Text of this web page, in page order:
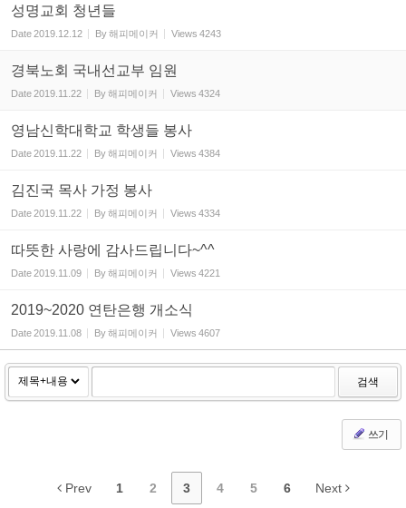
성명교회 청년들
Date2019.12.12 By해피메이커 Views 4243
경북노회 국내선교부 임원
Date2019.11.22 By해피메이커 Views 4324
영남신학대학교 학생들 봉사
Date2019.11.22 By해피메이커 Views 4384
김진국 목사 가정 봉사
Date2019.11.22 By해피메이커 Views 4334
따뜻한 사랑에 감사드립니다~^^
Date2019.11.09 By해피메이커 Views 4221
2019~2020 연탄은행 개소식
Date2019.11.08 By해피메이커 Views 4607
검색
쓰기
Prev 1 2 3 4 5 6 Next